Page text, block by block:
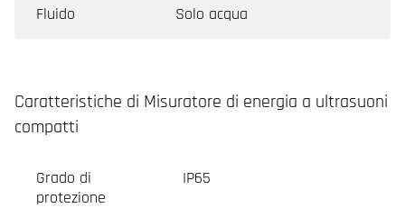
Fluido Solo acqua
Caratteristiche di Misuratore di energia a ultrasuoni
compatti
Grado di
protezione
IP65